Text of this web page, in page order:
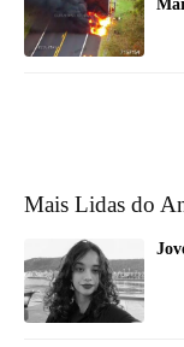
Mais Lidas do